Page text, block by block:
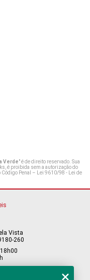
Verde" é de direito reservado. Sua
é proibida sem a autorização do
Penal – Lei 9610/98 - Lei de
Vista
260